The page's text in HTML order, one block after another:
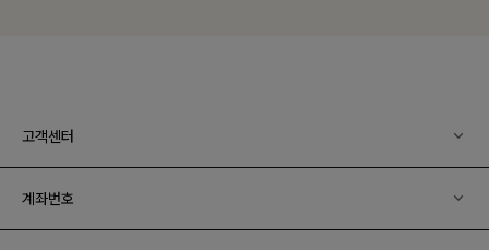
고객센터
계좌번호